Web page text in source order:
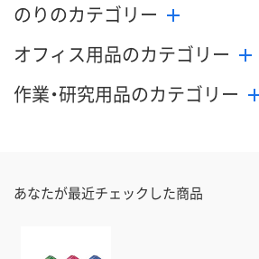
のりのカテゴリー
オフィス用品のカテゴリー
作業・研究用品のカテゴリー
あなたが最近チェックした商品